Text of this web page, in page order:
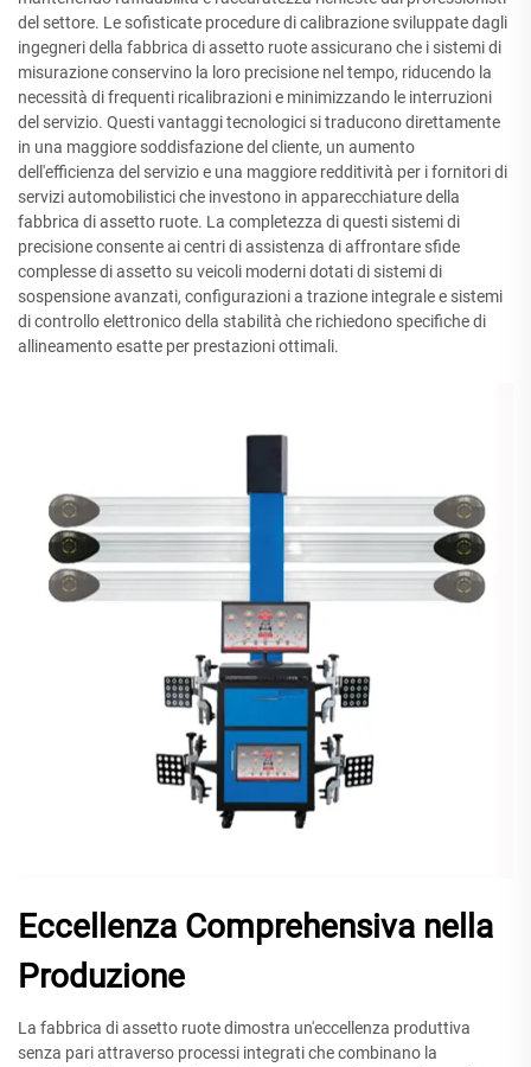
del settore. Le sofisticate procedure di calibrazione sviluppate dagli
ingegneri della fabbrica di assetto ruote assicurano che i sistemi di
misurazione conservino la loro precisione nel tempo, riducendo la
necessità di frequenti ricalibrazioni e minimizzando le interruzioni
del servizio. Questi vantaggi tecnologici si traducono direttamente
in una maggiore soddisfazione del cliente, un aumento
dell'efficienza del servizio e una maggiore redditività per i fornitori di
servizi automobilistici che investono in apparecchiature della
fabbrica di assetto ruote. La completezza di questi sistemi di
precisione consente ai centri di assistenza di affrontare sfide
complesse di assetto su veicoli moderni dotati di sistemi di
sospensione avanzati, configurazioni a trazione integrale e sistemi
di controllo elettronico della stabilità che richiedono specifiche di
allineamento esatte per prestazioni ottimali.
Eccellenza Comprehensiva nella
Produzione
La fabbrica di assetto ruote dimostra un'eccellenza produttiva
senza pari attraverso processi integrati che combinano la